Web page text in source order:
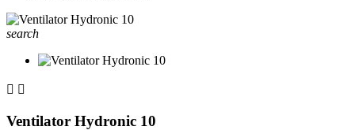
search
 
Ventilator Hydronic 10